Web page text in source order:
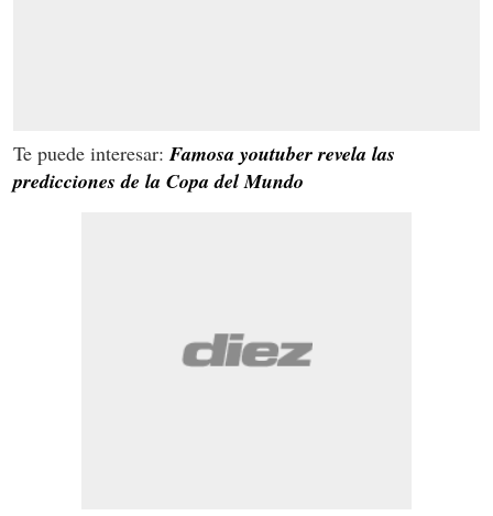
Te puede interesar: Famosa youtuber revela las
predicciones de la Copa del Mundo